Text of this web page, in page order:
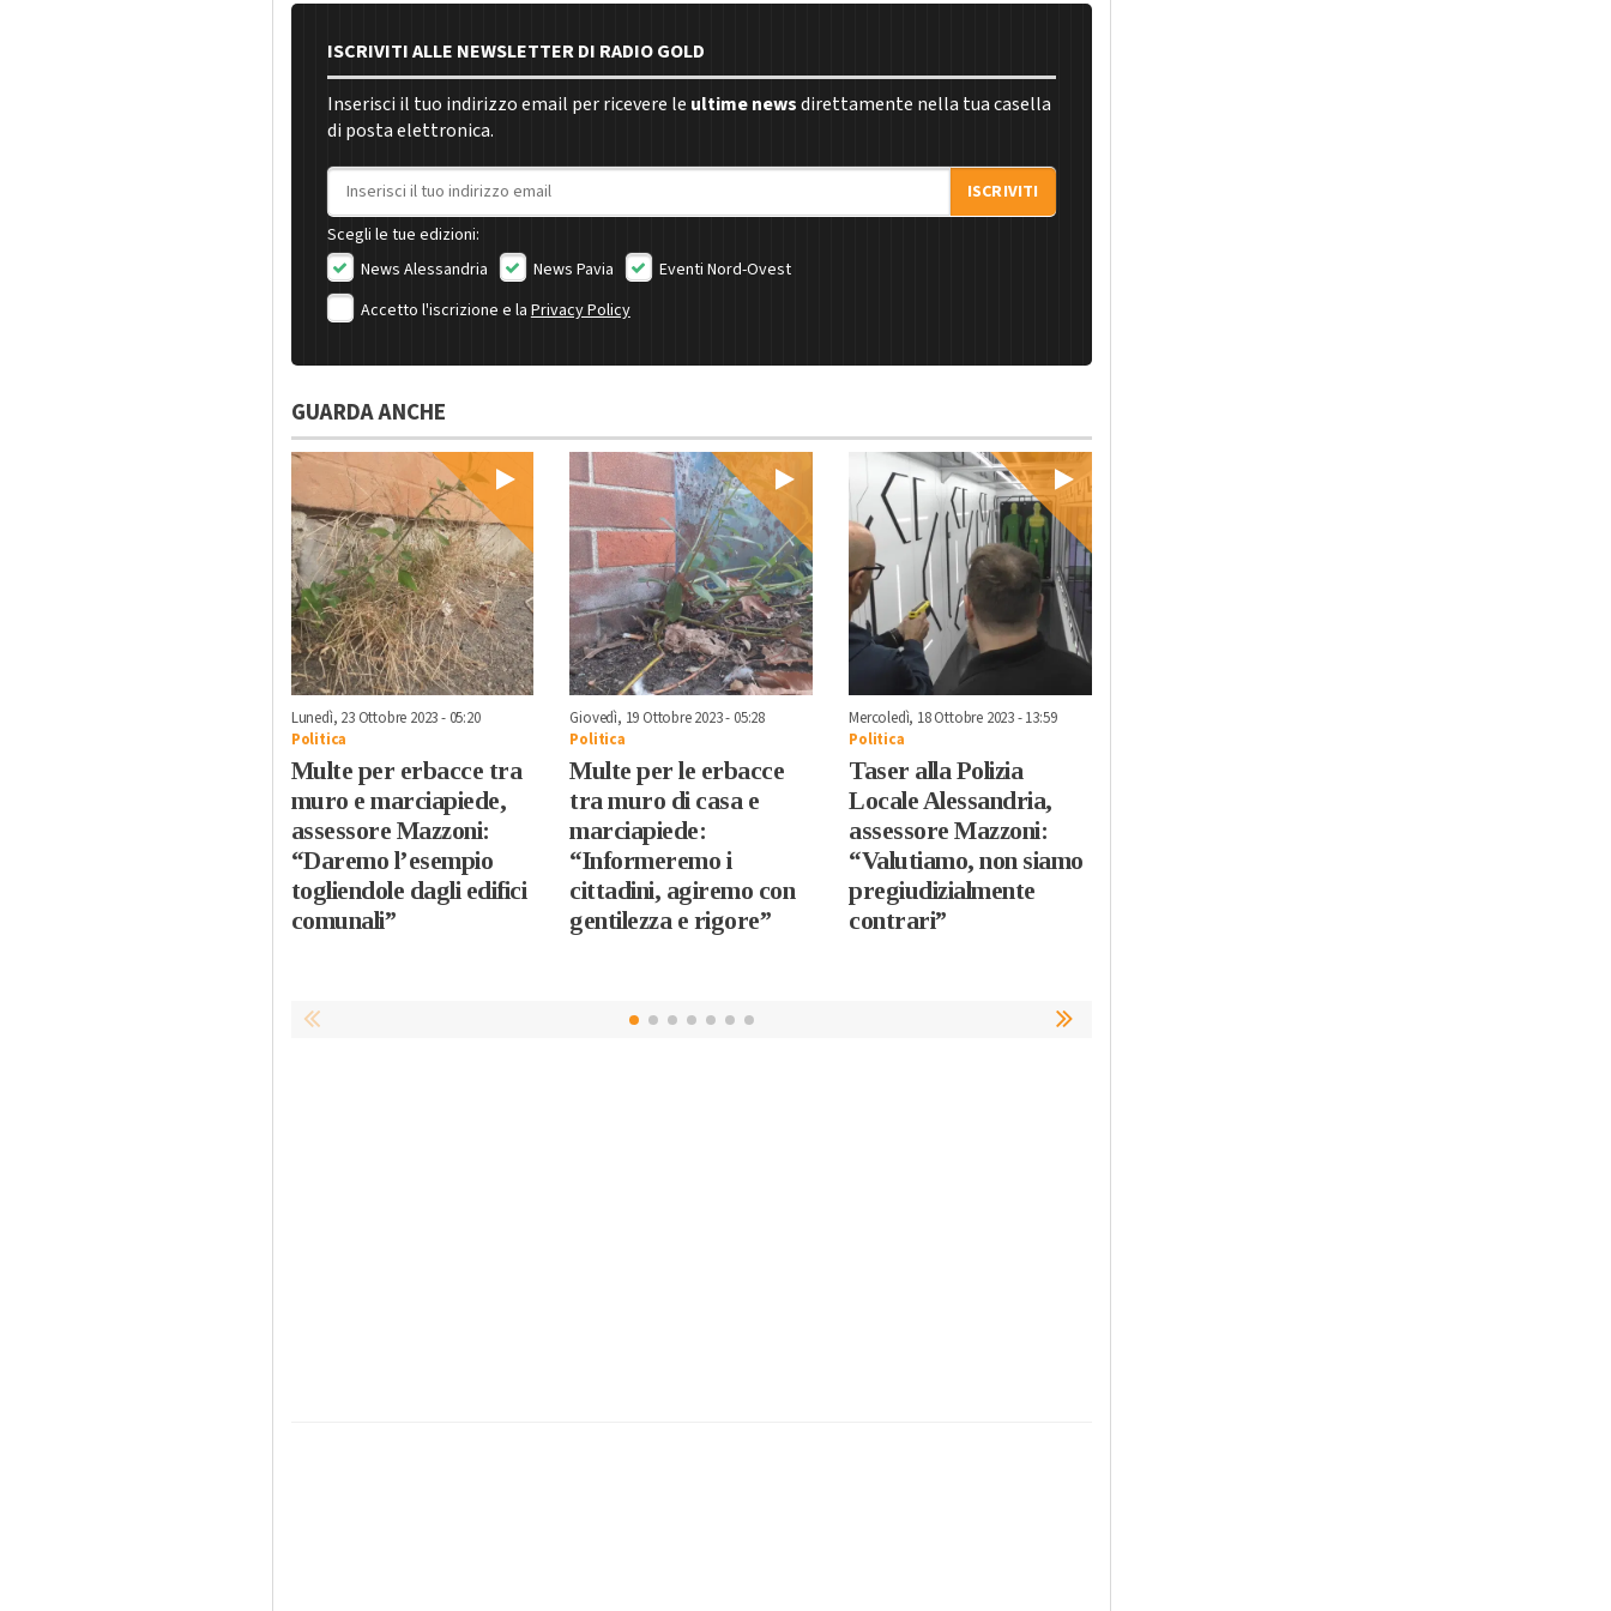
ISCRIVITI ALLE NEWSLETTER DI RADIO GOLD
Inserisci il tuo indirizzo email per ricevere le ultime newsdirettamente nella tua casella
di posta elettronica.
Indirizzo email
ISCRIVITI
Scegli le tue edizioni:
News Alessandria
News Pavia
Eventi Nord-Ovest
Accetto l'iscrizione e laPrivacy Policy
GUARDA ANCHE
Lunedì, 23 Ottobre 2023 - 05:20
Politica
Multe per erbacce tra
muro e marciapiede,
assessore Mazzoni:
“Daremo l’esempio
togliendole dagli edifici
comunali”
Giovedì, 19 Ottobre 2023 - 05:28
Politica
Multe per le erbacce
tra muro di casa e
marciapiede:
“Informeremo i
cittadini, agiremo con
gentilezza e rigore”
Mercoledì, 18 Ottobre 2023 - 13:59
Politica
Taser alla Polizia
Locale Alessandria,
assessore Mazzoni:
“Valutiamo, non siamo
pregiudizialmente
contrari”